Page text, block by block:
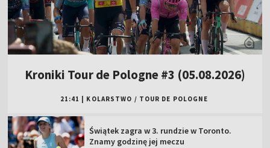
Kroniki Tour de Pologne #3 (05.08.2026)
21:41 KOLARSTWO / TOUR DE POLOGNE
Świątek zagra w 3. rundzie w Toronto.
Znamy godzinę jej meczu